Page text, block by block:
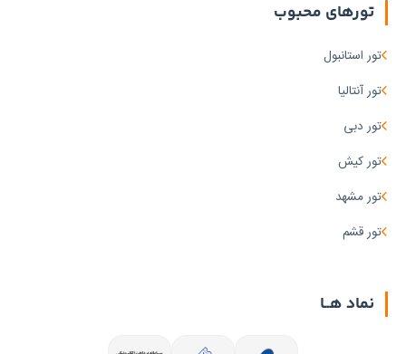
تورهای محبوب
تور استانبول
تور آنتالیا
تور دبی
تور کیش
تور مشهد
تور قشم
نماد هــا